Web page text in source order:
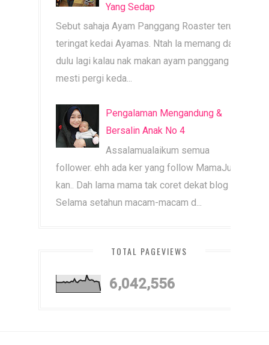
Yang Sedap
Sebut sahaja Ayam Panggang Roaster terus
teringat kedai Ayamas. Ntah la memang dari
dulu lagi kalau nak makan ayam panggang
mesti pergi keda...
Pengalaman Mengandung &
Bersalin Anak No 4
Assalamualaikum semua
follower. ehh ada ker yang follow MamaJue ni
kan.. Dah lama mama tak coret dekat blog ni.
Selama setahun macam-macam d...
TOTAL PAGEVIEWS
6,042,556